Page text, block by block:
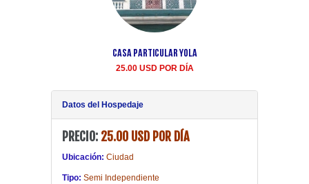
Casa Particular Yola
25.00 USD POR DÍA
Datos del Hospedaje
PRECIO: 25.00 USD POR DÍA
Ubicación: Ciudad
Tipo: Semi Independiente